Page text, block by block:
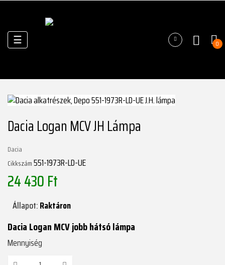
Váltás
a
☰ 0
Dacia Logan MCV JH Lámpa
Dacia
Cikkszám551-1973R-LD-UE
24 430 Ft
Állapot:Raktáron
Dacia Logan MCV jobb hátsó lámpa
Mennyiség